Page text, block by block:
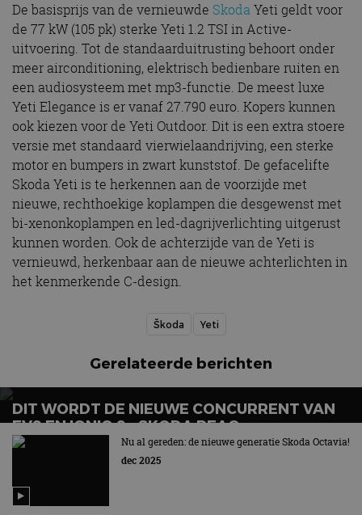
De basisprijs van de vernieuwde SkodaYeti geldt voor
de 77 kW (105 pk) sterke Yeti 1.2 TSI in Active-
uitvoering. Tot de standaarduitrusting behoort onder
meer airconditioning, elektrisch bedienbare ruiten en
een audiosysteem met mp3-functie. De meest luxe
Yeti Elegance is er vanaf 27.790 euro. Kopers kunnen
ook kiezen voor de Yeti Outdoor. Dit is een extra stoere
versie met standaard vierwielaandrijving, een sterke
motor en bumpers in zwart kunststof. De gefacelifte
Skoda Yeti is te herkennen aan de voorzijde met
nieuwe, rechthoekige koplampen die desgewenst met
bi-xenonkoplampen en led-dagrijverlichting uitgerust
kunnen worden. Ook de achterzijde van de Yeti is
vernieuwd, herkenbaar aan de nieuwe achterlichten in
het kenmerkende C-design.
Škoda Yeti
Gerelateerde berichten
DIT WORDT DE NIEUWE CONCURRENT VAN
EV9 EN IONIQ 9 – SKODA PEAQ
Nu al gereden: de nieuwe generatie Skoda Octavia!
dec 2025